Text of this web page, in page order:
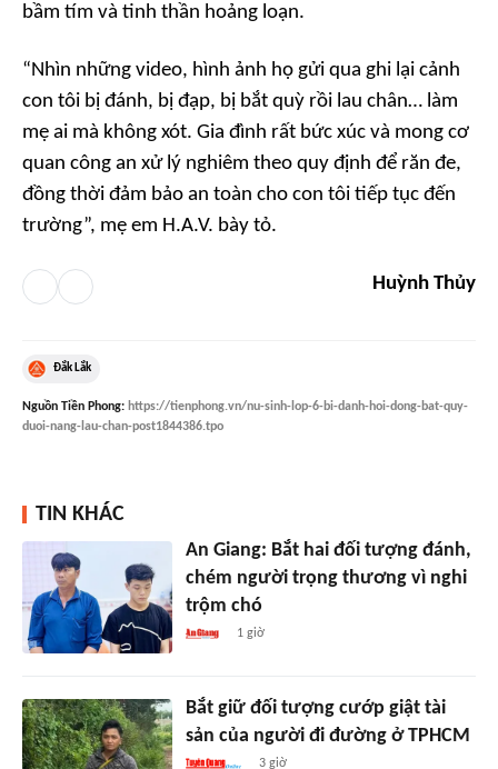
bầm tím và tinh thần hoảng loạn.
“Nhìn những video, hình ảnh họ gửi qua ghi lại cảnh
con tôi bị đánh, bị đạp, bị bắt quỳ rồi lau chân… làm
mẹ ai mà không xót. Gia đình rất bức xúc và mong cơ
quan công an xử lý nghiêm theo quy định để răn đe,
đồng thời đảm bảo an toàn cho con tôi tiếp tục đến
trường”, mẹ em H.A.V. bày tỏ.
Huỳnh Thủy
Đắk Lắk
Nguồn Tiền Phong: https://tienphong.vn/nu-sinh-lop-6-bi-danh-hoi-dong-bat-quy-
duoi-nang-lau-chan-post1844386.tpo
TIN KHÁC
An Giang: Bắt hai đối tượng đánh,
chém người trọng thương vì nghi
trộm chó
1 giờ
Bắt giữ đối tượng cướp giật tài
sản của người đi đường ở TPHCM
3 giờ